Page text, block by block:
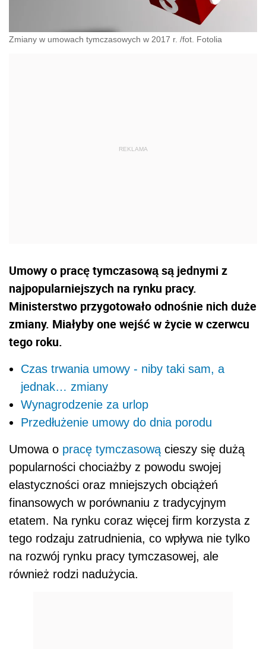
Zmiany w umowach tymczasowych w 2017 r. /fot. Fotolia
Umowy o pracę tymczasową są jednymi z
najpopularniejszych na rynku pracy.
Ministerstwo przygotowało odnośnie nich duże
zmiany. Miałyby one wejść w życie w czerwcu
tego roku.
Czas trwania umowy - niby taki sam, a
jednak… zmiany
Wynagrodzenie za urlop
Przedłużenie umowy do dnia porodu
Umowa o pracę tymczasowącieszy się dużą
popularności chociażby z powodu swojej
elastyczności oraz mniejszych obciążeń
finansowych w porównaniu z tradycyjnym
etatem. Na rynku coraz więcej firm korzysta z
tego rodzaju zatrudnienia, co wpływa nie tylko
na rozwój rynku pracy tymczasowej, ale
również rodzi nadużycia.